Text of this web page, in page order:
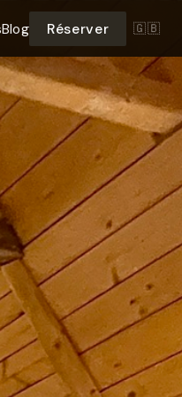
Blog Réserver 🇬🇧